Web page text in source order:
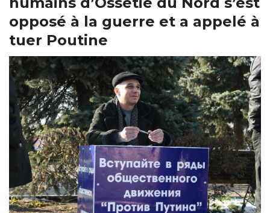
opposé à la guerre et a appelé à
tuer Poutine